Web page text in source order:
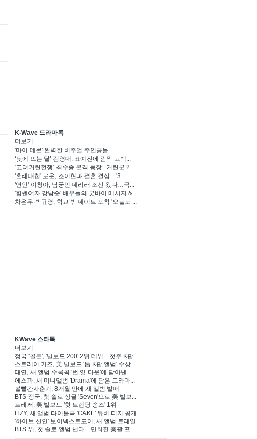
K-Wave 드라마톡
더보기
'마이 데몬' 완벽한 비주얼 주인공들
‘낮에 뜨는 달’ 김영대, 표예진에 깜짝 고백...
‘고려거란전쟁’ 최수종 본격 등장...거란군 2...
'혼례대첩' 로운, 조이현과 결혼 결심…'3...
'연인' 이청아, 남궁민 데리러 조선 왔다…극...
'힘쎈여자 강남순' 배우들의 굿바이 메시지 & ...
차은우·박규영, 학교 밖 데이트 포착 '오늘도 ...
KWave 스타톡
더보기
정국 '골든', '빌보드 200' 2위 데뷔…첫주 K팝 ...
스트레이 키즈, 美 빌보드 '톱 K팝 앨범' 수상...
태연, 새 앨범 수록곡 '번 잇 다운'에 담아낸 ...
에스파, 새 미니앨범 'Drama'에 담은 드라마...
볼빨간사춘기, 8개월 만에 새 앨범 발매
BTS 정국, 첫 솔로 싱글 'Seven'으로 美 빌보...
트레저, 美 빌보드 '핫 트렌딩 송즈' 1위
ITZY, 새 앨범 타이틀곡 'CAKE' 뮤비 티저 공개...
'하이브 신인' 보이넥스트도어, 새 앨범 트레일...
BTS 뷔, 첫 솔로 앨범 낸다…민희진 총괄 프...